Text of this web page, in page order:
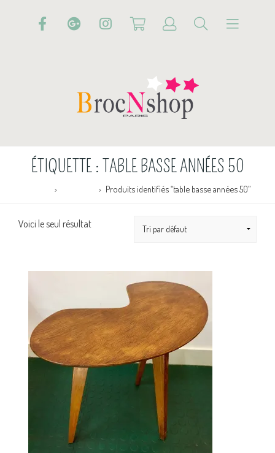
ÉTIQUETTE : TABLE BASSE ANNÉES 50
Produits identifiés “table basse années 50”
Voici le seul résultat